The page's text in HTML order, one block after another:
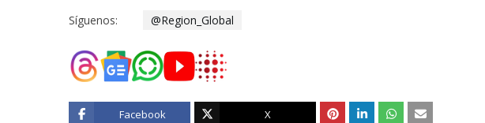
Síguenos: @Region_Global
Facebook X